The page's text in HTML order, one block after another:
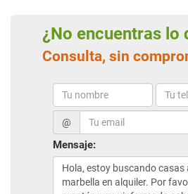
¿No encuentras
Consulta, sin
@
Mensaje: